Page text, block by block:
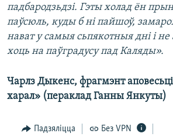
падбародзьдзі. Гэты холад ён
паўсюль, куды б ні пайшоў,
нават у самыя сьпякотныя дні і
хоць на паўградусу пад Каляды».
Чарлз Дыкенс, фрагмэнт
харал» (пераклад Ганны Янкуты)
Падзяліцца Без VPN